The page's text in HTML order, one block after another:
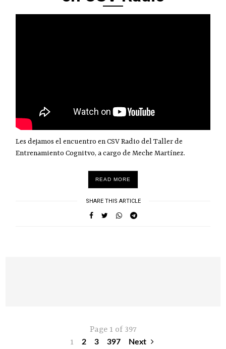
Les dejamos el encuentro en CSV Radio del Taller de
Entrenamiento Cognitvo, a cargo de Meche Martínez.
READ MORE
SHARE THIS ARTICLE
Page 1 of 397
1
2 3 397 Next